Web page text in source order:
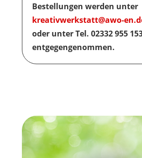
Bestellungen werden unter
kreativwerkstatt@awo-
oder unter Tel. 02332 955
entgegengenommen.